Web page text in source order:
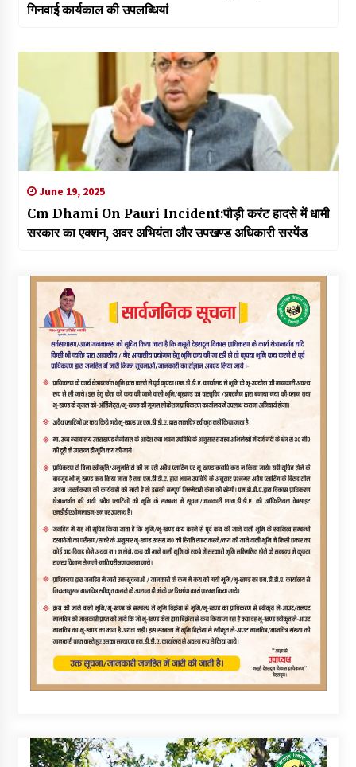
गिनवाई कार्यकाल की उपलब्धियां
June 19, 2025
Cm Dhami On Pauri Incident:पौड़ी करंट हादसे में धामी
सरकार का एक्शन, अवर अभियंता और उपखण्ड अधिकारी सस्पेंड